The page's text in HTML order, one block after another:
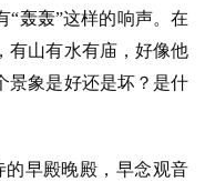
“轰轰”这样的响声。在
有山有水有庙，好像他
景象是好还是坏？是什
早殿晚殿，早念观音